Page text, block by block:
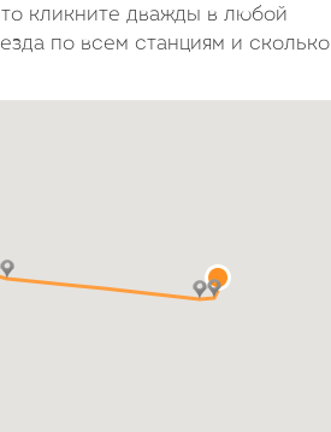
кликните дважды в любой
по всем станциям и сколько